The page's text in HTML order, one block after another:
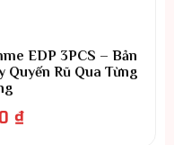
EDP 3PCS – Bản
Rũ Qua Từng
₫